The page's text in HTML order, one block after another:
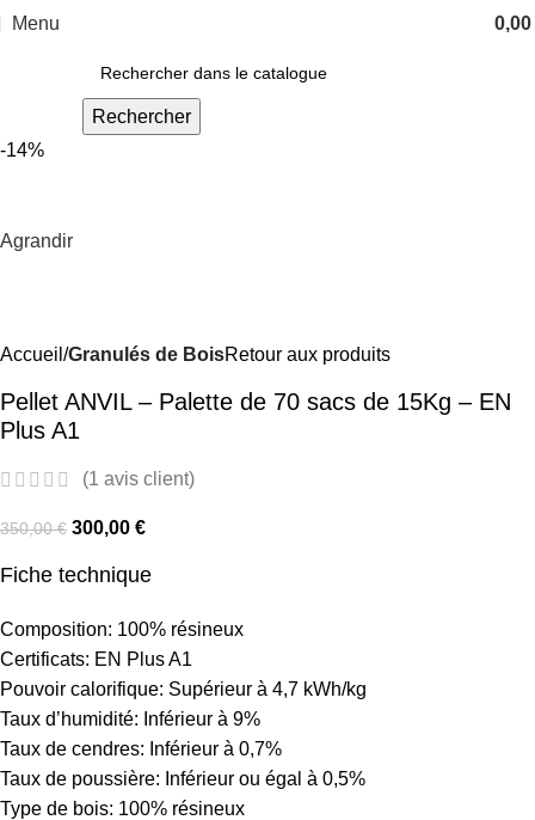
Menu 0,00
Rechercher
-14%
Agrandir
Accueil Granulés de BoisRetour aux produits
Pellet ANVIL – Palette de 70 sacs de 15Kg – EN
Plus A1
(1 avis client)
350,00€ 300,00 €
Fiche technique
Composition: 100% résineux
Certificats: EN Plus A1
Pouvoir calorifique: Supérieur à 4,7 kWh/kg
Taux d’humidité: Inférieur à 9%
Taux de cendres: Inférieur à 0,7%
Taux de poussière: Inférieur ou égal à 0,5%
Type de bois: 100% résineux